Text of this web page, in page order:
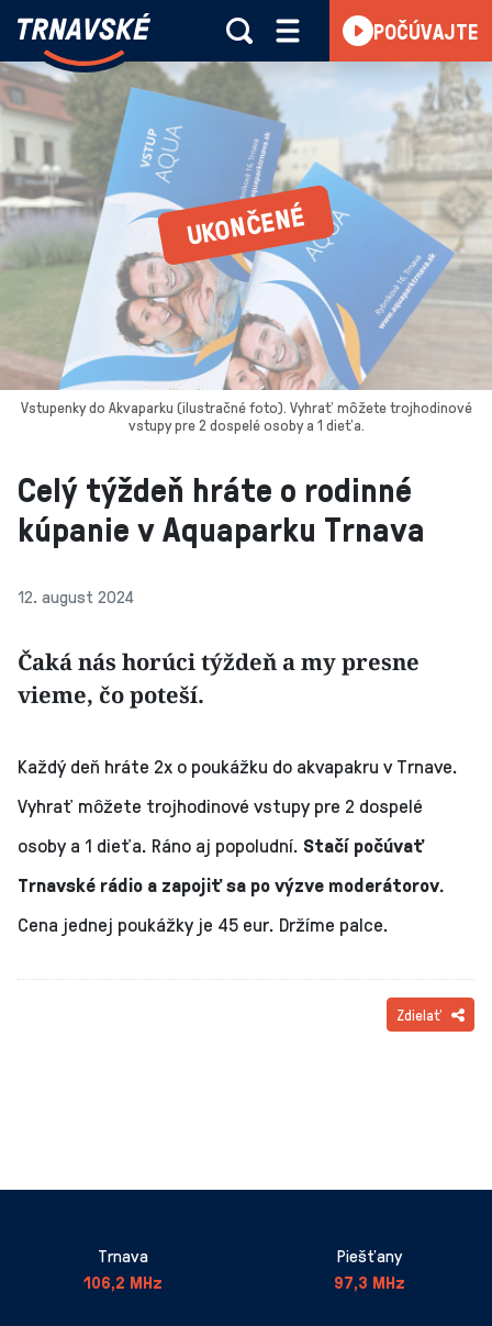
Skočiť na obsah
Trnavské
Vieme,
čo
sa
deje
v
kraji
POČÚVAJTE
Celý týždeň hráte o rodinné
kúpanie v Aquaparku Trnava
12. august 2024
Čaká nás horúci týždeň a my presne
vieme, čo poteší.
Vstupenky do Akvaparku (ilustračné foto). Vyhrať môžete trojhodinové
vstupy pre 2 dospelé osoby a 1 dieťa.
Každý deň hráte 2x o poukážku do akvapakru v Trnave.
Vyhrať môžete trojhodinové vstupy pre 2 dospelé
osoby a 1 dieťa. Ráno aj popoludní. Stačí počúvať
Trnavské rádio a zapojiť sa po výzve moderátorov.
Cena jednej poukážky je 45 eur. Držíme palce.
Zdielať
Trnava
106,2 MHz
Piešťany
97,3 MHz